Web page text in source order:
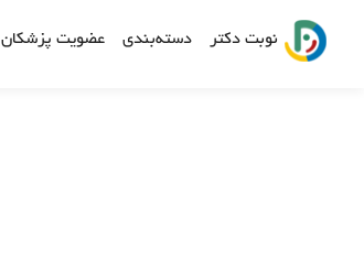
نوبت دکتر دسته‌بندی عضویت پزشکان